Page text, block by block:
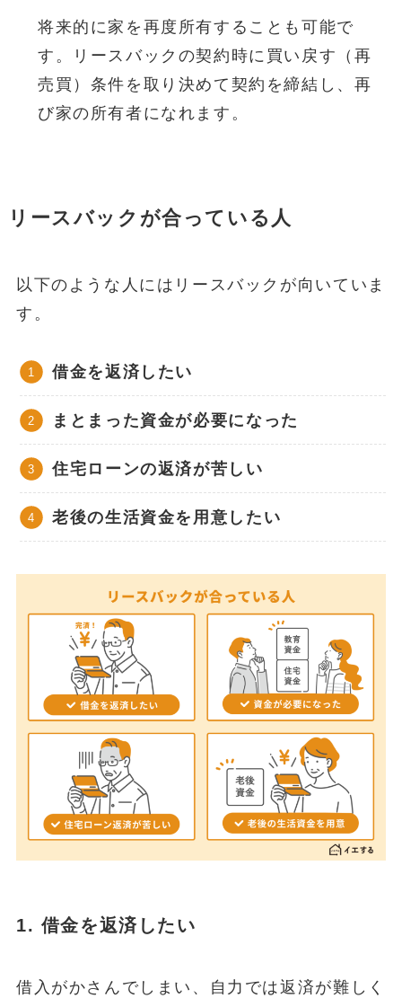
将来的に家を再度所有することも可能で
す。リースバックの契約時に買い戻す（再
売買）条件を取り決めて契約を締結し、再
び家の所有者になれます。
リースバックが合っている人
以下のような人にはリースバックが向いていま
す。
借金を返済したい
まとまった資金が必要になった
住宅ローンの返済が苦しい
老後の生活資金を用意したい
1. 借金を返済したい
借入がかさんでしまい、自力では返済が難しく